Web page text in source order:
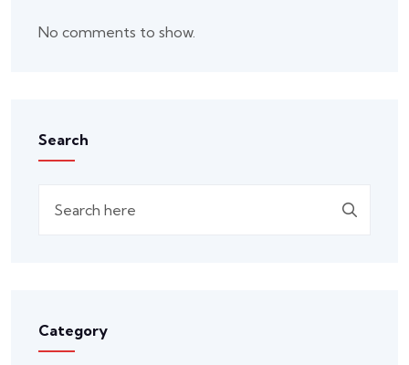
No comments to show.
Search
Category